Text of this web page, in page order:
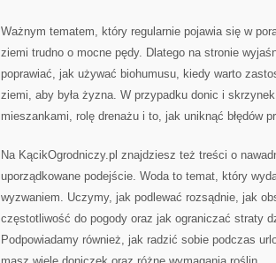
Ważnym tematem, który regularnie pojawia się w
ziemi trudno o mocne pędy. Dlatego na stronie
poprawiać, jak używać biohumusu, kiedy warto
ziemi, aby była żyzna. W przypadku donic i
mieszankami, rolę drenażu i to, jak uniknąć błędów
Na KącikOgrodniczy.pl znajdziesz też treści o
uporządkowane podejście. Woda to temat, który
wyzwaniem. Uczymy, jak podlewać rozsądnie, jak
częstotliwość do pogody oraz jak ograniczać straty
Podpowiadamy również, jak radzić sobie podczas